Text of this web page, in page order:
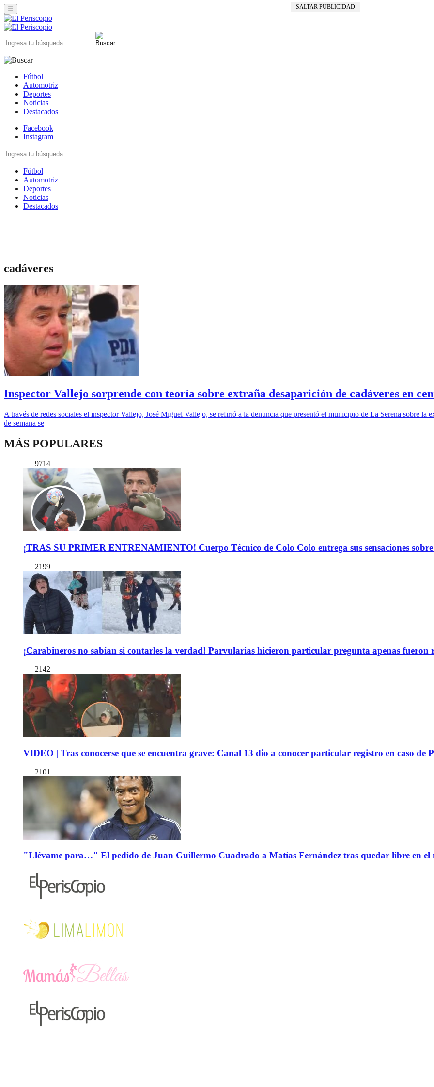
SALTAR PUBLICIDAD
☰
Fútbol
Automotriz
Deportes
Noticias
Destacados
Facebook
Instagram
Fútbol
Automotriz
Deportes
Noticias
Destacados
cadáveres
Inspector Vallejo sorprende con teoría sobre extraña desaparición de cadáveres en
A través de redes sociales el inspector Vallejo, José Miguel Vallejo, se refirió a la denuncia que presentó el municipio de La Serena sobre la
de semana se
MÁS POPULARES
9714
¡TRAS SU PRIMER ENTRENAMIENTO! Cuerpo Técnico de Colo Colo entrega sus sensaciones
2199
¡Carabineros no sabían si contarles la verdad! Parvularias hicieron particular pregunta apenas fueron
2142
VIDEO | Tras conocerse que se encuentra grave: Canal 13 dio a conocer particular registro en caso de
2101
"Llévame para…" El pedido de Juan Guillermo Cuadrado a Matías Fernández tras quedar libre en el